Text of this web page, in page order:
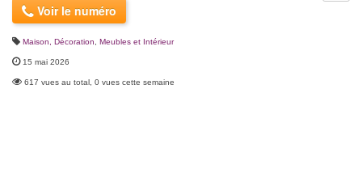
Voir le numéro
Maison, Décoration Meubles et Intérieur
15 mai 2026
617 vues au total, 0 vues cette semaine